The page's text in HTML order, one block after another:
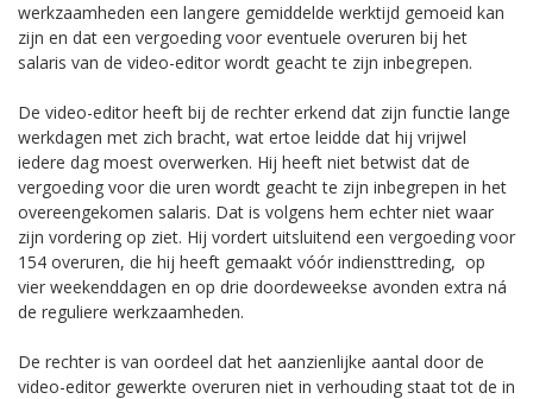
werkzaamheden een langere gemiddelde werktijd gemoeid kan
zijn en dat een vergoeding voor eventuele overuren bij het
salaris van de video-editor wordt geacht te zijn inbegrepen.
De video-editor heeft bij de rechter erkend dat zijn functie lange
werkdagen met zich bracht, wat ertoe leidde dat hij vrijwel
iedere dag moest overwerken. Hij heeft niet betwist dat de
vergoeding voor die uren wordt geacht te zijn inbegrepen in het
overeengekomen salaris. Dat is volgens hem echter niet waar
zijn vordering op ziet. Hij vordert uitsluitend een vergoeding voor
154 overuren, die hij heeft gemaakt vóór indiensttreding, op
vier weekenddagen en op drie doordeweekse avonden extra ná
de reguliere werkzaamheden.
De rechter is van oordeel dat het aanzienlijke aantal door de
video-editor gewerkte overuren niet in verhouding staat tot de in